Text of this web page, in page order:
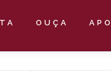
OUÇA